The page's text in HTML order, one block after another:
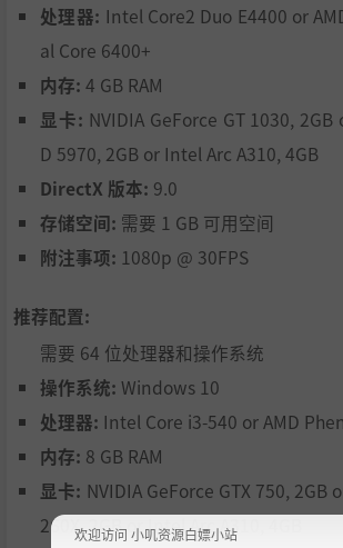
处理器: Intel Core2 Duo E4400 or
al Core 6400+
内存: 4 GB RAM
显卡: NVIDIA GeForce GT 1030,
D 5970, 2GB or Intel Arc A310, 4GB
DirectX 版本: 9.0
存储空间: 需要 1 GB 可用空间
附注事项: 1080p @ 30FPS
推荐配置:
需要 64 位处理器和操作系统
操作系统: Windows 10
处理器: Intel Core i3-540 or AMD
内存: 8 GB RAM
显卡: NVIDIA GeForce GTX 750, 2GB
260X, 2GB or Intel Arc A310, 4GB
欢迎访问 小叽资源白嫖小站